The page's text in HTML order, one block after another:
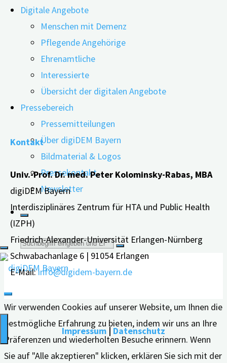
Digitale Angebote
Menschen mit Demenz
Pflegende Angehörige
Ehrenamtliche
Interessierte
Übersicht der digitalen Angebote
Pressebereich
Pressemitteilungen
Über digiDEM Bayern
Bildmaterial & Logos
Pressekontakt
Newsletter
Suche
nach:
Demenz bewirken, untersuchte ein Forscherteam aus
Norddeutschland. Ob in Heimen oder anderen
Pflegeeinrichtungen: Der Einsatz von Hunden bei der
Therapie ist bewährte Praxis und hat seinen Grund.
Schreitet die Demenzerkrankung fort, sind Pflegende
und …
"Wie
Therapiehunde
bei
Demenz
helfen"
Kontakt
Univ.-Prof. Dr. med. Peter Kolominsky-Rabas, MBA
digiDEM Bayern
Interdisziplinäres Zentrum für HTA und Public Health
(IZPH)
Friedrich-Alexander-Universität Erlangen-Nürnberg
Schwabachanlage 6 | 91054 Erlangen
E-Mail:info@digidem-bayern.de
Impressum | Datenschutz
Wir verwenden Cookies auf unserer Website, um Ihnen die
bestmögliche Erfahrung zu bieten, indem wir uns an Ihre
Präferenzen und wiederholten Besuche erinnern. Wenn
Sie auf "Alle akzeptieren" klicken, erklären Sie sich mit der